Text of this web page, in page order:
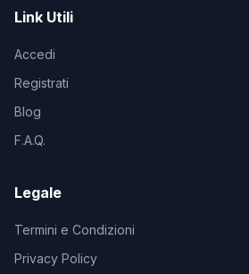
Link Utili
Accedi
Registrati
Blog
F.A.Q.
Legale
Termini e Condizioni
Privacy Policy